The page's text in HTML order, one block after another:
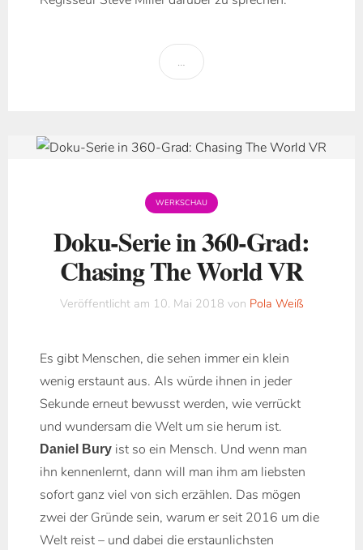
…
WERKSCHAU
Doku-Serie in 360-Grad:
Chasing The World VR
Veröffentlicht am 10. Mai 2018 von Pola Weiß
Es gibt Menschen, die sehen immer ein klein
wenig erstaunt aus. Als würde ihnen in jeder
Sekunde erneut bewusst werden, wie verrückt
und wundersam die Welt um sie herum ist.
Daniel Buryist so ein Mensch. Und wenn man
ihn kennenlernt, dann will man ihm am liebsten
sofort ganz viel von sich erzählen. Das mögen
zwei der Gründe sein, warum er seit 2016 um die
Welt reist – und dabei die erstaunlichsten